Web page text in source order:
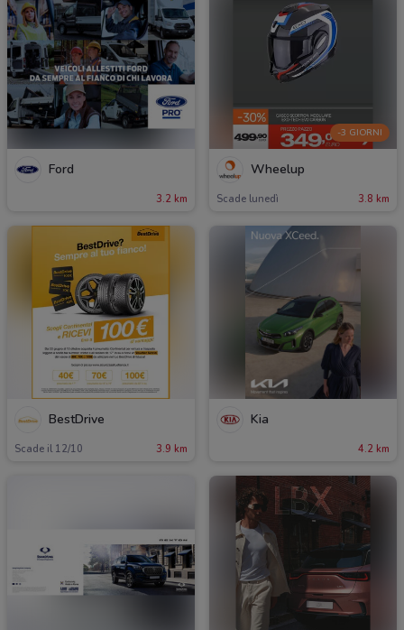
Ford
3.2 km
-3 GIORNI
Wheelup
Scade lunedì 3.8 km
BestDrive
Scade il 12/10 3.9 km
Kia
4.2 km